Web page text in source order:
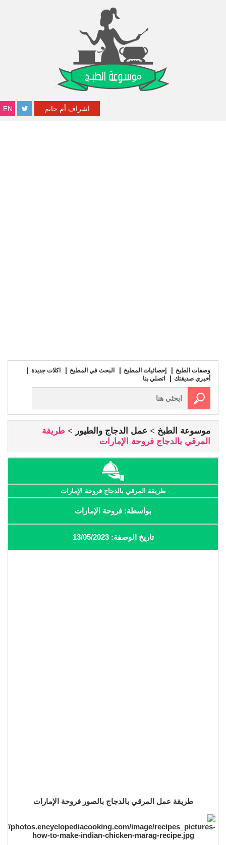
EN اشراف أم حاتم
وصفات الطبخ إحصائيات المطبخ البحث في المطبخ
اكلات جديدة
أخبري صديقتك
اتصلي بنا
موسوعة الطبخ عمل الدجاج والطيور
طريقة
المرقي بالدجاج فروحة الإمارات
طريقة المرقي بالدجاج فروحة الإمارات
بواسطة: فروحة الإمارات
تاريخ الوصفة: 13/05/2023
طريقة عمل المرقي بالدجاج بالصور فروحة الإمارات